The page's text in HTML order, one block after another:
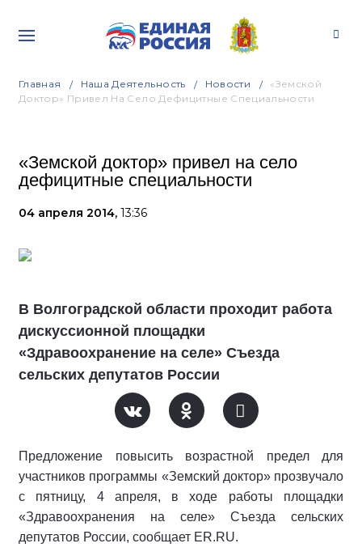
Главная Наша Деятельность Новости
«Земской
Доктор» Привел На Село Дефицитные Специальности
«Земской доктор» привел на село
дефицитные специальности
04 апреля 2014, 13:36
В Волгоградской области проходит работа
дискуссионной площадки
«Здравоохранение на селе» Съезда
сельских депутатов России
Предложение повысить возрастной предел для
участников программы «Земский доктор» прозвучало
с пятницу, 4 апреля, в ходе работы площадки
«Здравоохранения на селе» Съезда сельских
депутатов России, сообщает ER.RU.